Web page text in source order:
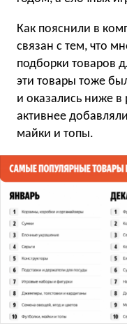
Как пояснили в
связан с тем, что
подборки товаров
эти товары тоже
и оказались ниже в
активнее
майки и топы.